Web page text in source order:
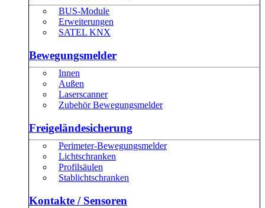
BUS-Module
Erweiterungen
SATEL KNX
Bewegungsmelder
Innen
Außen
Laserscanner
Zubehör Bewegungsmelder
Freigeländesicherung
Perimeter-Bewegungsmelder
Lichtschranken
Profilsäulen
Stablichtschranken
Kontakte / Sensoren